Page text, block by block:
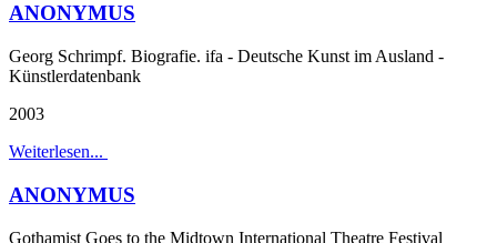
ANONYMUS
Georg Schrimpf. Biografie. ifa - Deutsche Kunst im Ausland -
Künstlerdatenbank
2003
Weiterlesen...
ANONYMUS
Gothamist Goes to the Midtown International Theatre Festival